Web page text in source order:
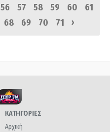
56 57 58 59 60
61
68 69 70 71 ›
ΚΑΤΗΓΟΡΙΕΣ
Αρχική